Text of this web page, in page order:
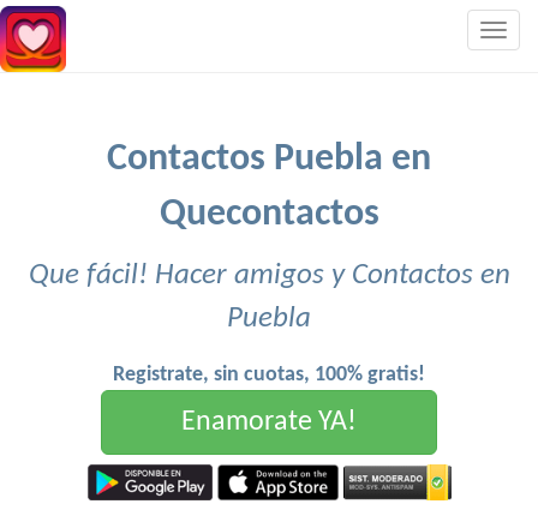
Contactos Puebla en
Quecontactos
Que fácil! Hacer amigos y Contactos en
Puebla
Registrate, sin cuotas, 100% gratis!
Enamorate YA!